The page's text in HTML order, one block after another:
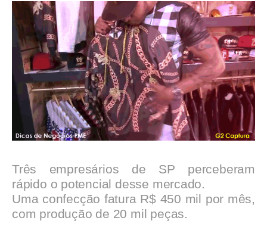
Três empresários de SP perceberam
rápido o potencial desse mercado.
Uma confecção fatura R$ 450 mil por mês,
com produção de 20 mil peças.